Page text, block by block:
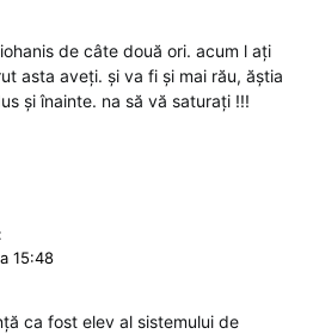
de câte două ori. acum l ați
asta aveți. și va fi și mai rău, ăștia
și înainte. na să vă saturați !!!
15:48
ca fost elev al sistemului de